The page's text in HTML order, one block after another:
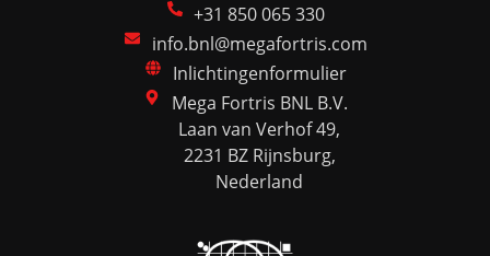
+31 850 065 330
info.bnl@megafortris.com
Inlichtingenformulier
Mega Fortris BNL B.V.
Laan van Verhof 49,
2231 BZ Rijnsburg,
Nederland